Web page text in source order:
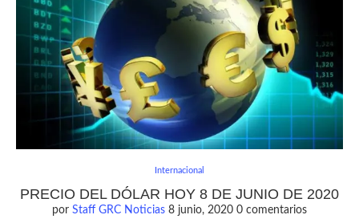
Internacional
PRECIO DEL DÓLAR HOY 8 DE JUNIO DE 2020
por Staff GRC Noticias 8 junio, 2020 0 comentarios